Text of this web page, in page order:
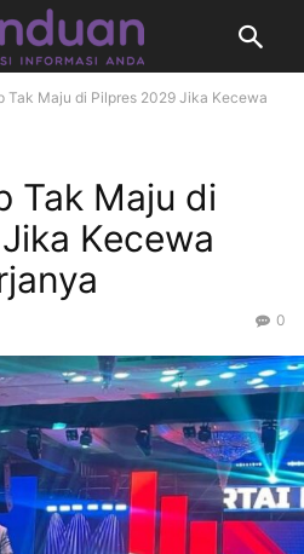
Tak Maju di Pilpres 2029 Jika Kecewa
Tak Maju di
Kecewa
0